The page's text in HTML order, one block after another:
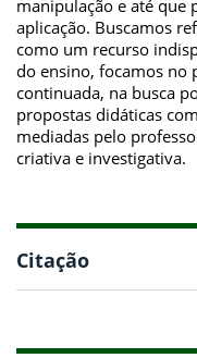
manipulação e até que
aplicação. Buscamos
como um recurso
do ensino, focamos no
continuada, na busca
propostas didáticas
mediadas pelo
criativa e investigativa.
Citação